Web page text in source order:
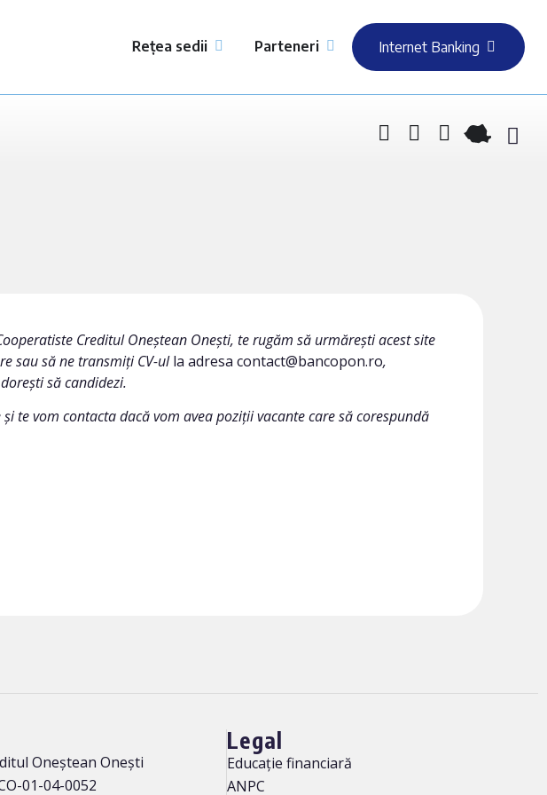
Rețea sedii Parteneri Internet Banking
Creditul Oneștean Onești, te rugăm să urmărești acest site
sau să ne transmiți CV-ulla adresa contact@bancopon.ro,
să candidezi.
te vom contacta dacă vom avea poziții vacante care să corespundă
Oneștean Onești
01-04-0052
Legal
Educație financiară
ANPC